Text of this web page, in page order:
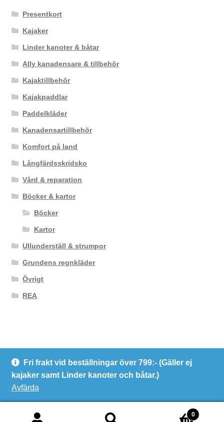
Fri frakt vid beställningar över 799:- (Gäller ej
kajaker samt Linder kanoter och båtar.)
Avfärda
Presentkort
Kajaker
Linder kanoter & båtar
Ally kanadensare & tillbehör
Kajaktillbehör
Kajakpaddlar
Paddelkläder
Kanadensartillbehör
Komfort på land
Långfärdsskridsko
Vård & reparation
Böcker & kartor
Böcker
Kartor
Ullunderställ & strumpor
Grundens regnkläder
Övrigt
REA
© Kanotcentrum Göteborg AB
Integritetspolicy
0